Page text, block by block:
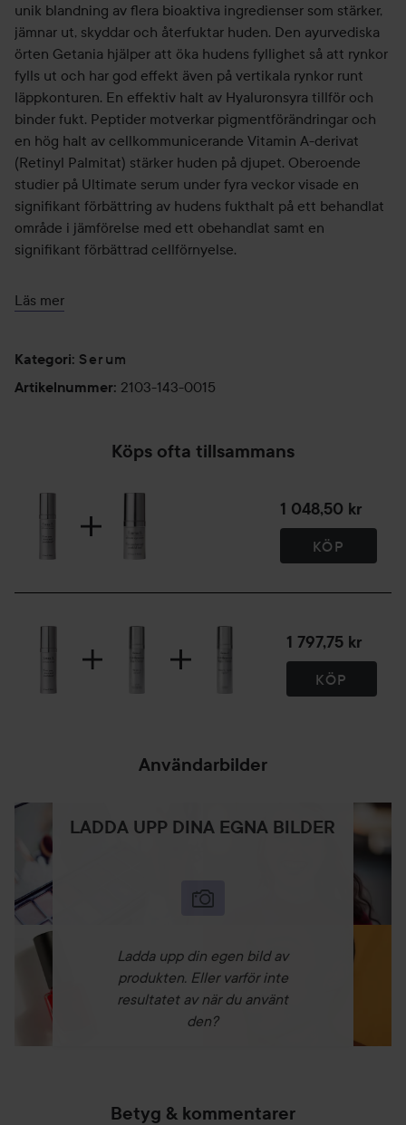
unik blandning av flera bioaktiva ingredienser som stärker,
jämnar ut, skyddar och återfuktar huden. Den ayurvediska
örten Getania hjälper att öka hudens fyllighet så att rynkor
fylls ut och har god effekt även på vertikala rynkor runt
läppkonturen. En effektiv halt av Hyaluronsyra tillför och
binder fukt. Peptider motverkar pigmentförändringar och
en hög halt av cellkommunicerande Vitamin A-derivat
(Retinyl Palmitat) stärker huden på djupet. Oberoende
studier på Ultimate serum under fyra veckor visade en
signifikant förbättring av hudens fukthalt på ett behandlat
område i jämförelse med ett obehandlat samt en
signifikant förbättrad cellförnyelse.
Användning:
rörelser efter rengöring. Följ därefter upp med din Ultimate
Day- eller Night Cream.
Läs mer
Kategori: Serum
Artikelnummer: 2103-143-0015
Köps ofta tillsammans
1 048,50 kr
KÖP
1 797,75 kr
KÖP
Användarbilder
LADDA UPP DINA EGNA BILDER
Ladda upp din egen bild av
produkten. Eller varför inte
resultatet av när du använt
den?
Betyg & kommentarer